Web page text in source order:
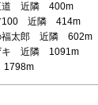
道 近隣 400m
100 近隣 414m
福太郎 近隣 602m
キ 近隣 1091m
1798m